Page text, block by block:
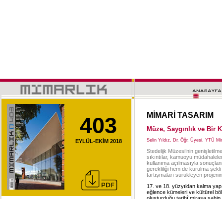
403
EYLÜL-EKİM 2018
MİMARİ TASARIM
Müze, Saygınlık ve Bir
Selin Yıldız, Dr. Öğr. Üyesi, YTÜ
Stedelijk Müzesi’nin
sıkıntılar, kamuoyu
kullanıma açılmasıyla
gerekliliği hem de kurulma şekli
tartışmaları sürükleyen
17. ve 18. yüzyıldan kalma
eğlence kümeleri ve kültürel